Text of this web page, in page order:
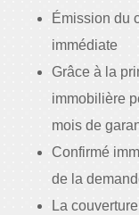
Émission du
immédiate
Grâce à la
immobilière
mois de
Confirmé
de la
La